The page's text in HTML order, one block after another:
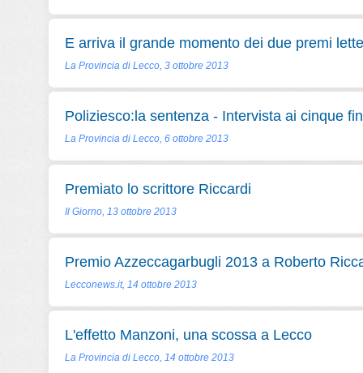
E arriva il grande momento dei due premi
La Provincia di Lecco, 3 ottobre 2013
Poliziesco:la sentenza - Intervista ai cinque
La Provincia di Lecco, 6 ottobre 2013
Premiato lo scrittore Riccardi
Il Giorno, 13 ottobre 2013
Premio Azzeccagarbugli 2013 a Roberto
Lecconews.it, 14 ottobre 2013
L'effetto Manzoni, una scossa a Lecco
La Provincia di Lecco, 14 ottobre 2013